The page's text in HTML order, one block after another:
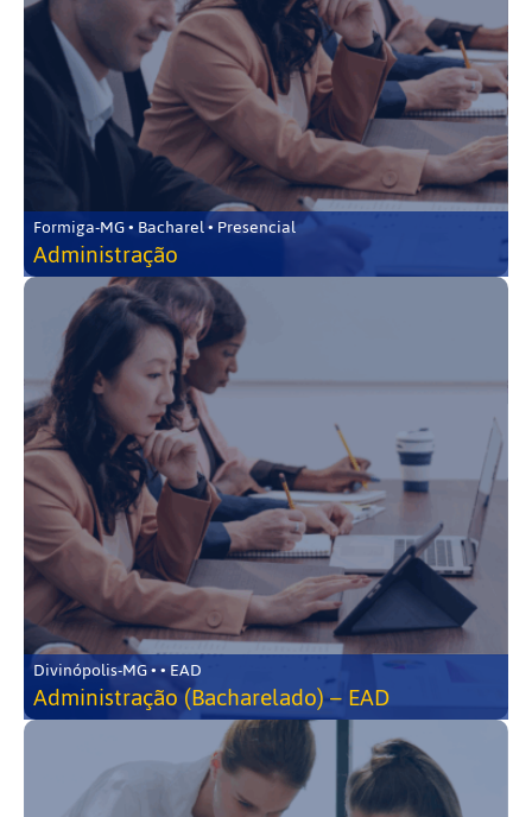
Formiga-MG • Bacharel • Presencial
Administração
Divinópolis-MG • • EAD
Administração (Bacharelado) – EAD